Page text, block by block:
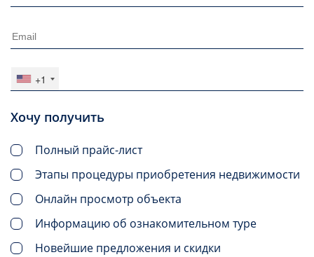
+1
Хочу получить
Полный прайс-лист
Этапы процедуры приобретения недвижимости
Онлайн просмотр объекта
Информацию об ознакомительном туре
Новейшие предложения и скидки